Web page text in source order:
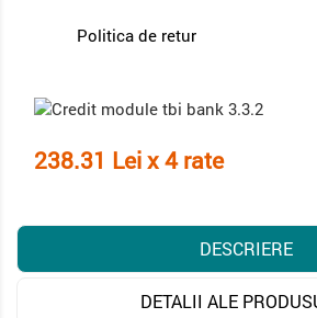
Politica de retur
238.31 Lei x 4 rate
DESCRIERE
DETALII ALE